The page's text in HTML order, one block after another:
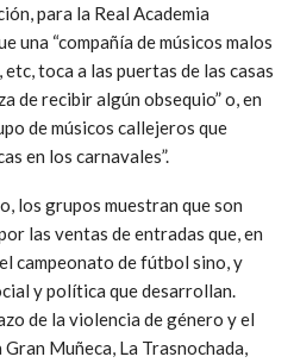
para la Real Academia
una “compañía de músicos malos
etc, toca a las puertas de las casas
de recibir algún obsequio” o, en
de músicos callejeros que
en los carnavales”.
los grupos muestran que son
las ventas de entradas que, en
campeonato de fútbol sino, y
y política que desarrollan.
de la violencia de género y el
Muñeca, La Trasnochada,